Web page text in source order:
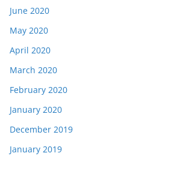
June 2020
May 2020
April 2020
March 2020
February 2020
January 2020
December 2019
January 2019